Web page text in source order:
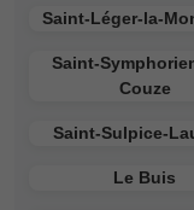
Saint-Léger-la-
Saint-
Couze
Saint-Sulpice-
Le Buis